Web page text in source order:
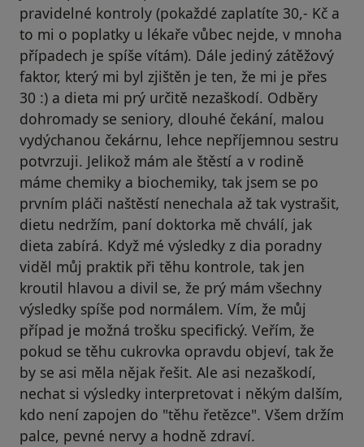
pravidelné kontroly (pokaždé zaplatíte 30,- Kč a
to mi o poplatky u lékaře vůbec nejde, v mnoha
případech je spíše vítám). Dále jediný zátěžový
faktor, který mi byl zjištěn je ten, že mi je přes
30 :) a dieta mi prý určitě nezaškodí. Odběry
dohromady se seniory, dlouhé čekání, malou
vydýchanou čekárnu, lehce nepříjemnou sestru
potvrzuji. Jelikož mám ale štěstí a v rodině
máme chemiky a biochemiky, tak jsem se po
prvním pláči naštěstí nenechala až tak vystrašit,
dietu nedržím, paní doktorka mě chválí, jak
dieta zabírá. Když mé výsledky z dia poradny
viděl můj praktik při těhu kontrole, tak jen
kroutil hlavou a divil se, že prý mám všechny
výsledky spíše pod normálem. Vím, že můj
případ je možná trošku specifický. Veřím, že
pokud se těhu cukrovka opravdu objeví, tak že
by se asi měla nějak řešit. Ale asi nezaškodí,
nechat si výsledky interpretovat i někým dalším,
kdo není zapojen do "těhu řetězce". Všem držím
palce, pevné nervy a hodně zdraví.